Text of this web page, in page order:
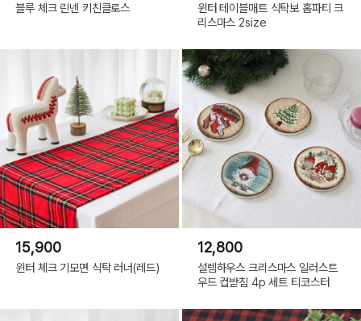
블루 체크 린넨 키친클로스
윈터 테이블매트 식탁보 홈파티 크
리스마스 2size
15,900
윈터 체크 기모면 식탁 러너(레드)
12,800
설렘하우스 크리스마스 일러스트
우드 컵받침 4p 세트 티코스터